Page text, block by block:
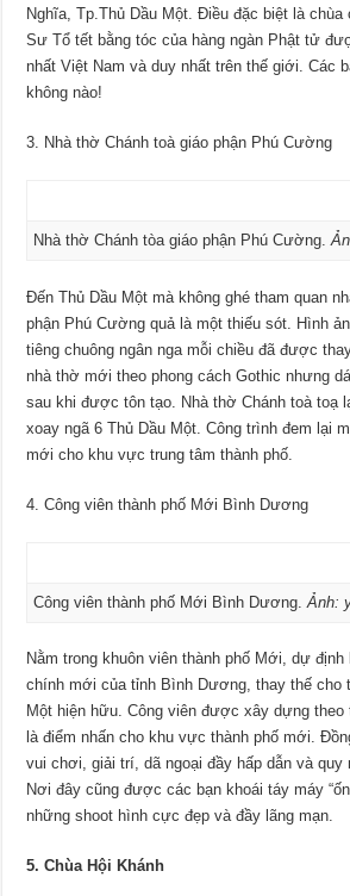
Nghĩa, Tp.Thủ Dầu Một. Điều đặc biệt là
Sư Tổ tết bằng tóc của hàng ngàn Phật tử
nhất Việt Nam và duy nhất trên thế giới. Các
không nào!
3. Nhà thờ Chánh toà giáo phận Phú Cường
Nhà thờ Chánh tòa giáo phận Phú Cường.
Đến Thủ Dầu Một mà không ghé tham quan
phận Phú Cường quả là một thiếu sót. Hình
tiêng chuông ngân nga mỗi chiều đã được
nhà thờ mới theo phong cách Gothic nhưng
sau khi được tôn tạo. Nhà thờ Chánh toà toạ
xoay ngã 6 Thủ Dầu Một. Công trình đem lại
mới cho khu vực trung tâm thành phố.
4. Công viên thành phố Mới Bình Dương
Công viên thành phố Mới Bình Dương.Ảnh:
Nằm trong khuôn viên thành phố Mới, dự định
chính mới của tỉnh Bình Dương, thay thế cho
Một hiện hữu. Công viên được xây dựng theo
là điểm nhấn cho khu vực thành phố mới.
vui chơi, giải trí, dã ngoại đầy hấp dẫn và quy
Nơi đây cũng được các bạn khoái táy máy
những shoot hình cực đẹp và đầy lãng mạn.
5. Chùa Hội Khánh